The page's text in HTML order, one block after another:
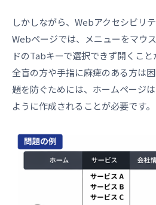
しかしながら、Webアクセシビリ
Webページでは、メニューをマウ
ドのTabキーで選択できず開くこと
全盲の方や手指に麻痺のある方は
題を防ぐためには、ホームページ
ように作成されることが必要です。